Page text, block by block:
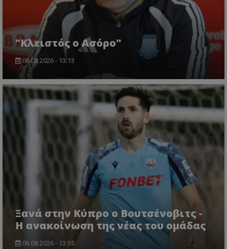
"Κλειστός ο Ασόρο"
06.08.2026 - 13:13
Ξανά στην Κύπρο ο Βουτσένοβιτς -
Η ανακοίνωση της νέας του ομάδας
06.08.2026 - 13:05